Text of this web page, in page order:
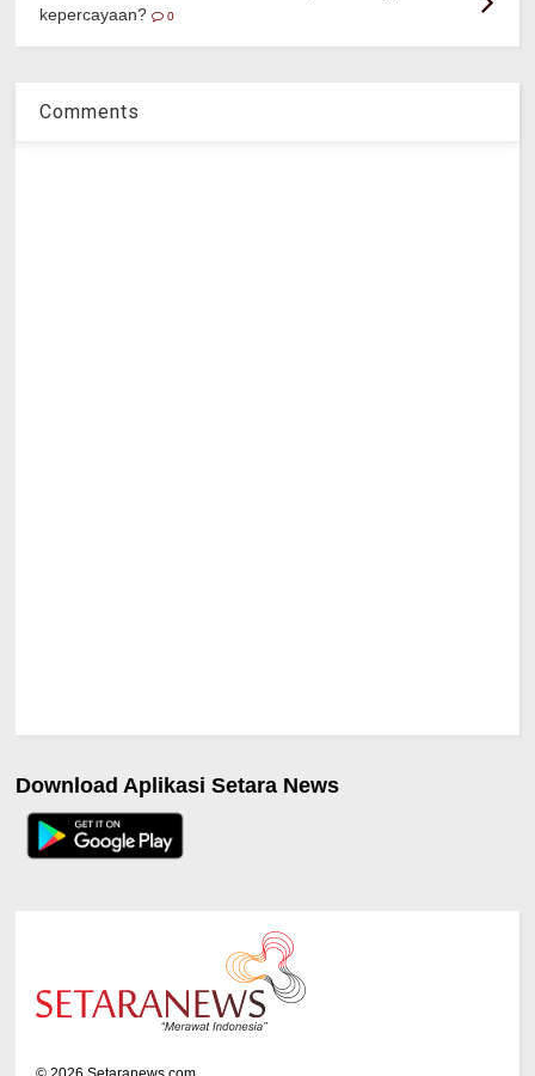
kepercayaan?
0
Comments
Download Aplikasi Setara News